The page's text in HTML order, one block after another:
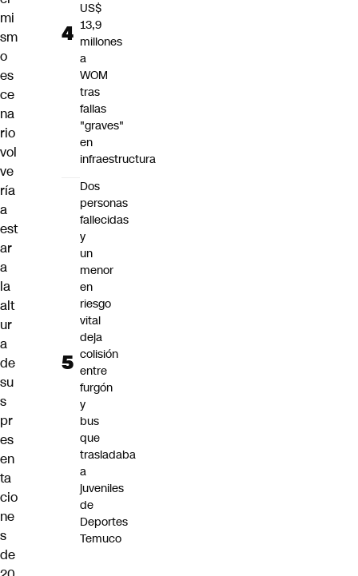
mi
sm
o
es
ce
na
rio
vol
ve
ría
a
est
ar
a
la
alt
ur
a
de
su
s
pr
es
en
ta
cio
ne
s
de
US$
13,9
millones
a
WOM
tras
fallas
"graves"
en
infraestructura
Dos
personas
fallecidas
y
un
menor
en
riesgo
vital
deja
colisión
entre
furgón
y
bus
que
trasladaba
a
juveniles
de
Deportes
Temuco